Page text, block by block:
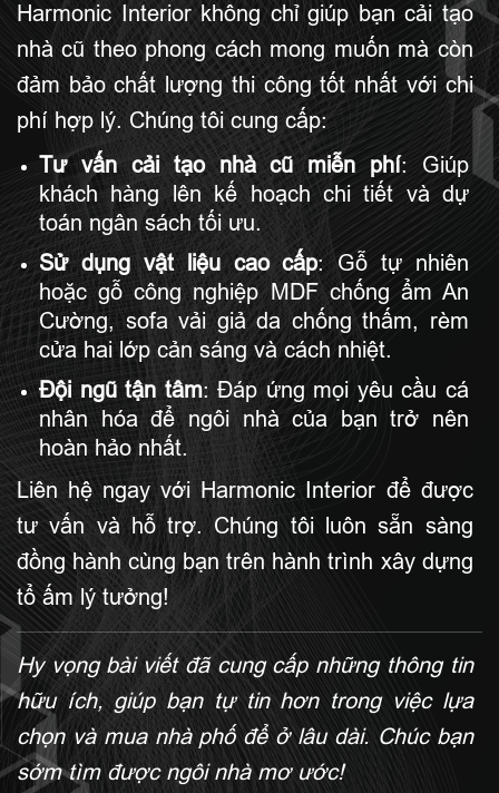
Harmonic Interior không chỉ giúp bạn cải tạo
nhà cũ theo phong cách mong muốn mà còn
đảm bảo chất lượng thi công tốt nhất với chi
phí hợp lý. Chúng tôi cung cấp:
Tư vấn cải tạo nhà cũ miễn phí: Giúp
khách hàng lên kế hoạch chi tiết và dự
toán ngân sách tối ưu.
Sử dụng vật liệu cao cấp: Gỗ tự nhiên
hoặc gỗ công nghiệp MDF chống ẩm An
Cường, sofa vải giả da chống thấm, rèm
cửa hai lớp cản sáng và cách nhiệt.
Đội ngũ tận tâm: Đáp ứng mọi yêu cầu cá
nhân hóa để ngôi nhà của bạn trở nên
hoàn hảo nhất.
Liên hệ ngay với Harmonic Interior để được
tư vấn và hỗ trợ. Chúng tôi luôn sẵn sàng
đồng hành cùng bạn trên hành trình xây dựng
tổ ấm lý tưởng!
Hy vọng bài viết đã cung cấp những thông tin
hữu ích, giúp bạn tự tin hơn trong việc lựa
chọn và mua nhà phố để ở lâu dài. Chúc bạn
sớm tìm được ngôi nhà mơ ước!